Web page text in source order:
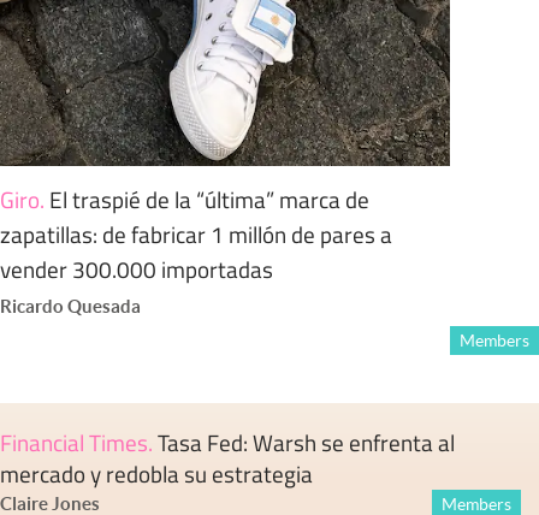
Giro. El traspié de la “última” marca de
zapatillas: de fabricar 1 millón de pares a
vender 300.000 importadas
Ricardo Quesada
Members
Financial Times.Tasa Fed: Warsh se enfrenta al
mercado y redobla su estrategia
Claire Jones Members